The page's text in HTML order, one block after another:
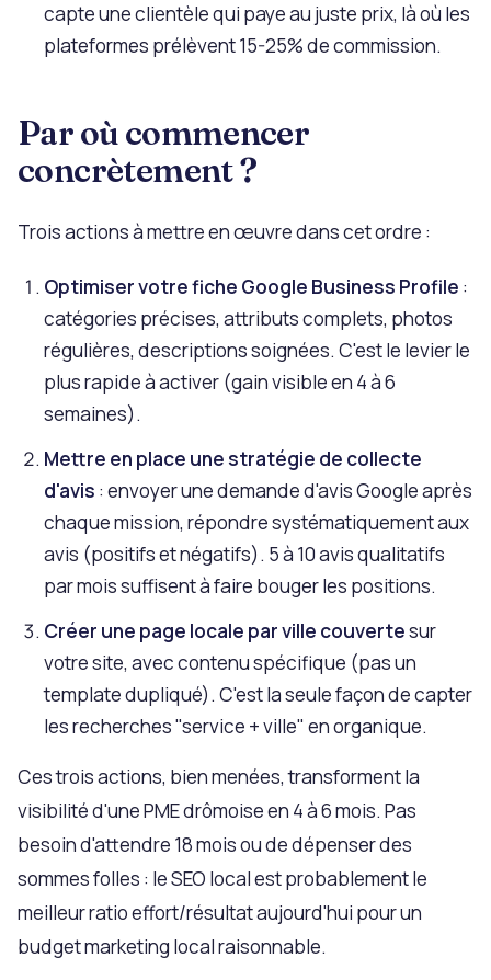
capte une clientèle qui paye au juste prix, là où les
plateformes prélèvent 15-25% de commission.
Par où commencer
concrètement ?
Trois actions à mettre en œuvre dans cet ordre :
Optimiser votre fiche Google Business Profile :
catégories précises, attributs complets, photos
régulières, descriptions soignées. C'est le levier le
plus rapide à activer (gain visible en 4 à 6
semaines).
Mettre en place une stratégie de collecte
d'avis : envoyer une demande d'avis Google après
chaque mission, répondre systématiquement aux
avis (positifs et négatifs). 5 à 10 avis qualitatifs
par mois suffisent à faire bouger les positions.
Créer une page locale par ville couvertesur
votre site, avec contenu spécifique (pas un
template dupliqué). C'est la seule façon de capter
les recherches "service + ville" en organique.
Ces trois actions, bien menées, transforment la
visibilité d'une PME drômoise en 4 à 6 mois. Pas
besoin d'attendre 18 mois ou de dépenser des
sommes folles : le SEO local est probablement le
meilleur ratio effort/résultat aujourd'hui pour un
budget marketing local raisonnable.